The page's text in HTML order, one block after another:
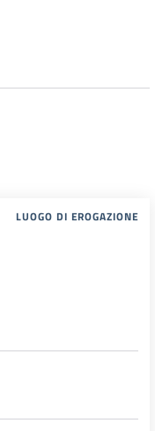
LUOGO DI EROGAZIONE